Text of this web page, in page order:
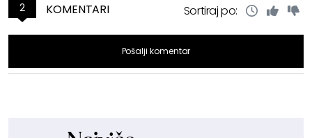
2 KOMENTARI Sortiraj po:
Pošalji komentar